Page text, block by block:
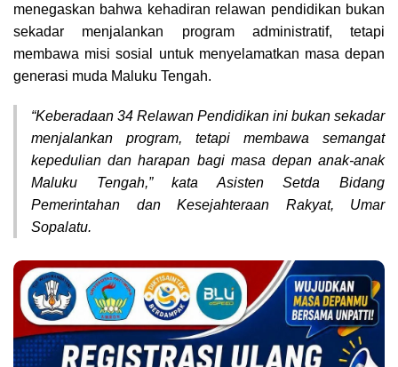
menegaskan bahwa kehadiran relawan pendidikan bukan
sekadar menjalankan program administratif, tetapi
membawa misi sosial untuk menyelamatkan masa depan
generasi muda Maluku Tengah.
“Keberadaan 34 Relawan Pendidikan ini bukan sekadar
menjalankan program, tetapi membawa semangat
kepedulian dan harapan bagi masa depan anak-anak
Maluku Tengah,” kata Asisten Setda Bidang
Pemerintahan dan Kesejahteraan Rakyat, Umar
Sopalatu.